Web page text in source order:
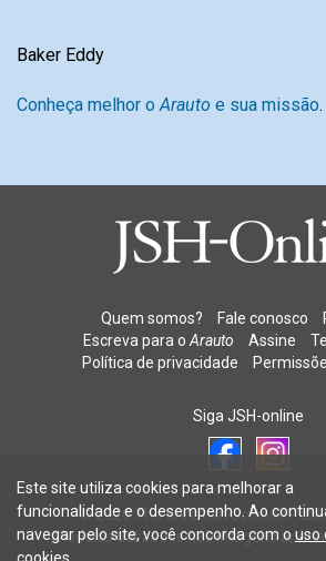
Baker Eddy
Conheça melhor o Arauto e sua missão.
Quem somos? Fale conosco
Escreva para o Arauto Assine
Política de privacidade
Siga JSH-online
© 2026 The Christian Science
Modelos utilizados nas imagens
Este site utiliza cookies para melhorar a
funcionalidade e o desempenho. Ao
navegar pelo site, você concorda com o uso